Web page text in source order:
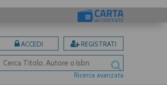
ACCEDI REGISTRATI
Ricerca avanzata